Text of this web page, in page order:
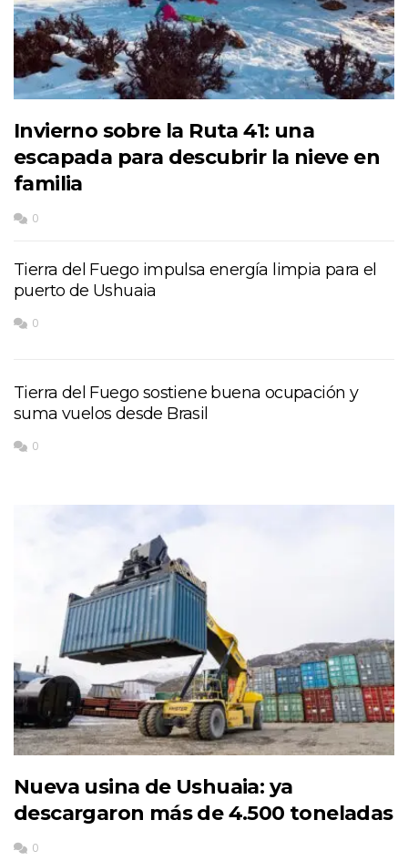
Invierno sobre la Ruta 41: una
escapada para descubrir la nieve en
familia
0
Tierra del Fuego impulsa energía limpia para el
puerto de Ushuaia
0
Tierra del Fuego sostiene buena ocupación y
suma vuelos desde Brasil
0
Nueva usina de Ushuaia: ya
descargaron más de 4.500 toneladas
0